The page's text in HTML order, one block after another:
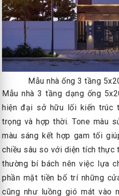
Mẫu nhà ống 3 tầng
Mẫu nhà 3 tầng dạng ống
hiện đại sở hữu lối kiến trúc
trọng và hợp thời. Tone màu
màu sáng kết hợp gam tối
chiều sâu so với diện tích thực
thường bí bách nên việc lựa
phần mặt tiền bố trí những
cũng như luồng gió mát vào